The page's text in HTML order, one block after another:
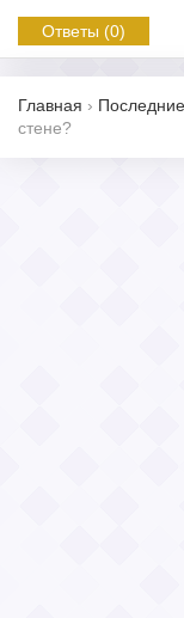
Ответы (0)
Главная › Последние
стене?